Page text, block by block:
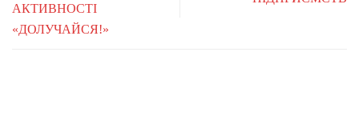
АКТИВНОСТІ
«ДОЛУЧАЙСЯ!»